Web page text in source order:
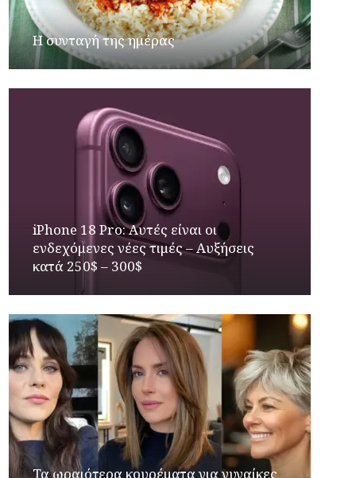
Η συνταγή της ημέρας
iPhone 18 Pro: Αυτές είναι οι
ενδεχόμενες νέες τιμές – Αυξήσεις
κατά 250$ – 300$
Τα ωραιότερα κουρέματα για γυναίκες